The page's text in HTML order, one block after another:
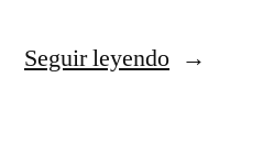
Seguir leyendo«Música